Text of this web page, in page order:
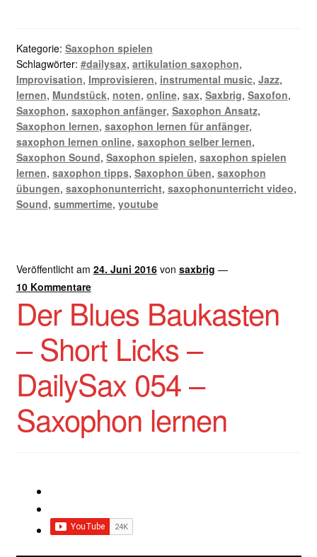
Kategorie: Saxophon spielen
Schlagwörter: #dailysax, artikulation saxophon,
Improvisation, Improvisieren, instrumental music, Jazz,
lernen, Mundstück, noten, online, sax, Saxbrig, Saxofon,
Saxophon, saxophon anfänger, Saxophon Ansatz,
Saxophon lernen, saxophon lernen für anfänger,
saxophon lernen online, saxophon selber lernen,
Saxophon Sound, Saxophon spielen, saxophon spielen
lernen, saxophon tipps, Saxophon üben, saxophon
übungen, saxophonunterricht, saxophonunterricht video,
Sound, summertime, youtube
Veröffentlicht am 24. Juni 2016 von saxbrig —
10 Kommentare
Der Blues Baukasten
– Short Licks –
DailySax 054 –
Saxophon lernen